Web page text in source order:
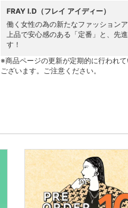
FRAY I.D（フレイ アイディー）
働く女性の為の新たなファッション
上品で安心感のある「定番」と、先
す！
※商品ページの更新が定期的に行われ
ございます。ご注意ください。